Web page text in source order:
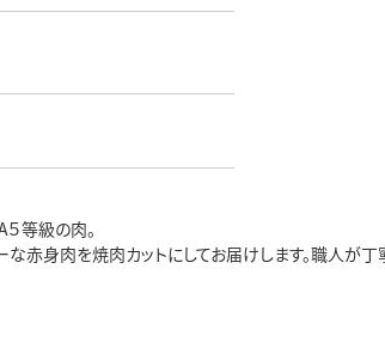
等級の肉。
な赤身肉を焼肉カットにしてお届けします。職人が